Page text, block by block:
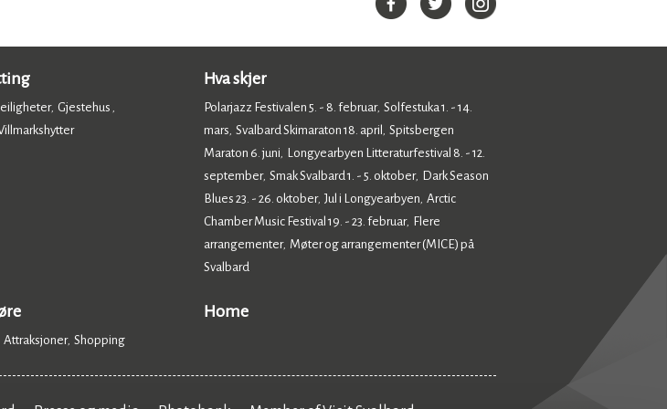
, Gjestehus ,
,
Hva skjer
Polarjazz Festivalen 5. - 8. februar, Solfestuka 1. - 14.
mars, Svalbard Skimaraton 18. april, Spitsbergen
Maraton 6. juni, Longyearbyen Litteraturfestival 8. - 12.
september, Smak Svalbard 1. - 5. oktober, Dark Season
Blues 23. - 26. oktober, Jul i Longyearbyen, Arctic
Chamber Music Festival 19. - 23. februar, Flere
arrangementer, Møter og arrangementer (MICE) på
Svalbard,
Attraksjoner, Shopping
Home